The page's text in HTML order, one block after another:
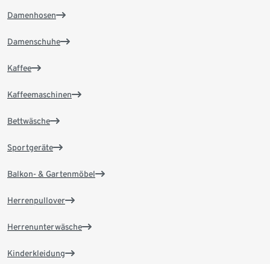
Damenhosen
Damenschuhe
Kaffee
Kaffeemaschinen
Bettwäsche
Sportgeräte
Balkon- & Gartenmöbel
Herrenpullover
Herrenunterwäsche
Kinderkleidung